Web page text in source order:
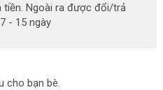
tiền. Ngoài ra được đổi/trả
- 15 ngày
cho bạn bè.